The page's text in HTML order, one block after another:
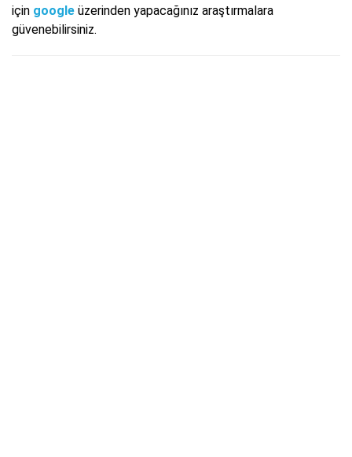
için google üzerinden yapacağınız araştırmalara
güvenebilirsiniz.